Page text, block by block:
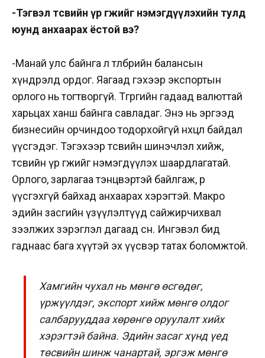
-Тэгвэл төсвийн үр өгөөжийг нэмэгдүүлэхийн тулд
юунд анхаарах ёстой вэ?
-Манай улс байнга л төлбөрийн балансын
хүндрэлд ордог. Яагаад гэхээр экспортын
орлого нь тогтворгүй. Төгрөгийн гадаад валюттай
харьцах ханш байнга савладаг. Энэ нь эргээд
бизнесийн орчиндоо тодорхойгүй нөхцөл байдал
үүсгэдэг. Тэгэхээр төсвийн шинэчлэл хийж,
төсвийн үр өгөөжийг нэмэгдүүлэх шаардлагатай.
Орлого, зарлагаа тэнцвэртэй байлгаж, өр
үүсгэхгүй байхад анхаарах хэрэгтэй. Макро
эдийн засгийн үзүүлэлтүүд сайжирчихвал
зээлжих зэрэглэл дагаад өснө. Ингэвэл бид
гаднаас бага хүүтэй эх үүсвэр татах боломжтой.
Хамгийн чухал нь мөнгө өсгөдөг,
үржүүлдэг, экспорт хийж мөнгө олдог
салбарууддаа хөрөнгө оруулалт хийх
хэрэгтэй байна. Эдийн засаг хүнд үед
төсвийн шинж чанартай, эргэж мөнгө